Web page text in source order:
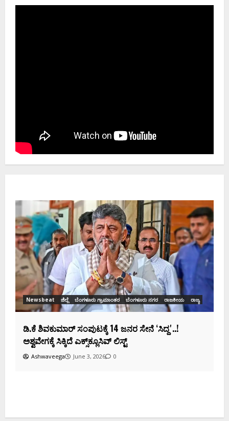
Newsbeat ಜಿಲ್ಲೆ ರಾಜಕೀಯ ರಾಜ್ಯ
ಡಿಕೆಶಿ ಜತೆ 14 ಮಂದಿ ಪ್ರಮಾಣವಚನ ಸಾಧ್ಯತೆ.. ಇಲ್ಲಿದೆ
ಸಂಭಾವ್ಯ ಸಚಿವರ ಫೈನಲ್ ಲಿಸ್ಟ್‌!
Ashwaveega June 3, 2026 0